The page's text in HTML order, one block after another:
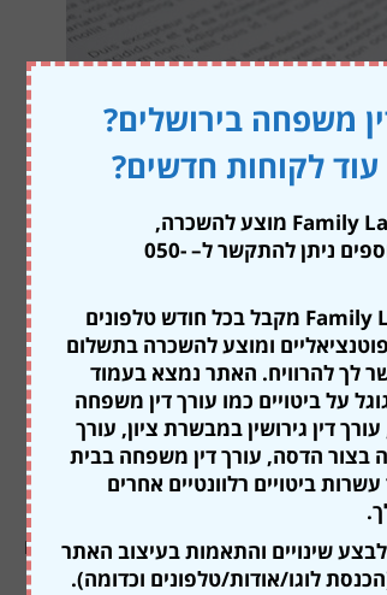
פנייה לעו"ד
בשאלה, האם כדאי להגיש בקשה לצו קיום
וירושות.
משפחה בירושלים?
לקוחות חדשים?
ניתן להתקשר ל – 050-
אתר Family Laws מקבל בכל חודש טלפונים
ומוצע להשכרה בתשלום
לך להרוויח. האתר נמצא בעמוד
על ביטויים כמו עורך דין משפחה
דין גירושין במבשרת ציון, עורך
בצור הדסה, עורך דין משפחה בבית
ביטויים רלוונטיים אחרים
שינויים והתאמות בעיצוב האתר
לוגו/אודות/טלפונים וכדומה).